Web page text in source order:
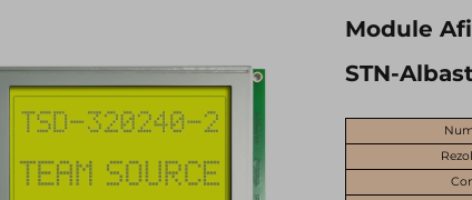
Module
STN-